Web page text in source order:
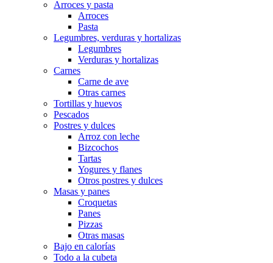
Arroces y pasta
Arroces
Pasta
Legumbres, verduras y hortalizas
Legumbres
Verduras y hortalizas
Carnes
Carne de ave
Otras carnes
Tortillas y huevos
Pescados
Postres y dulces
Arroz con leche
Bizcochos
Tartas
Yogures y flanes
Otros postres y dulces
Masas y panes
Croquetas
Panes
Pizzas
Otras masas
Bajo en calorías
Todo a la cubeta